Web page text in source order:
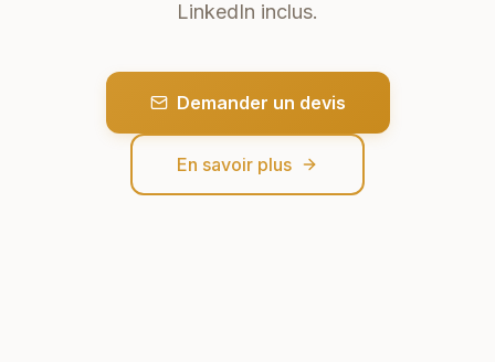
LinkedIn inclus.
Demander un devis
En savoir plus